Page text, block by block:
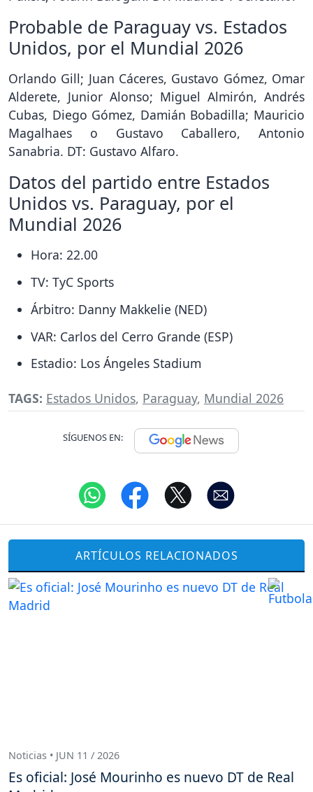
Probable de Paraguay vs. Estados
Unidos, por el Mundial 2026
Orlando Gill; Juan Cáceres, Gustavo Gómez, Omar
Alderete, Junior Alonso; Miguel Almirón, Andrés
Cubas, Diego Gómez, Damián Bobadilla; Mauricio
Magalhaes o Gustavo Caballero, Antonio
Sanabria. DT: Gustavo Alfaro.
Datos del partido entre Estados
Unidos vs. Paraguay, por el
Mundial 2026
Hora: 22.00
TV: TyC Sports
Árbitro: Danny Makkelie (NED)
VAR: Carlos del Cerro Grande (ESP)
Estadio: Los Ángeles Stadium
TAGS: Estados Unidos, Paraguay, Mundial 2026
SÍGUENOS EN:
ARTÍCULOS RELACIONADOS
Noticias • JUN 11 / 2026
Es oficial: José Mourinho es nuevo DT de Real